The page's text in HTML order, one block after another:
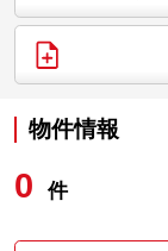
物件情報
0 件